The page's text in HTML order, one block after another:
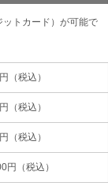
トカード）が可能で
（税込）
（税込）
（税込）
円（税込）